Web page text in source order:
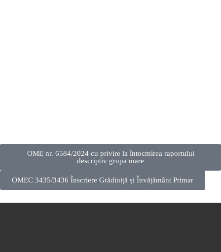
OME nr. 6584/2024 cu privire la întocmirea raportului
descriptiv grupa mare
OMEC 3435/3436 Înscriere Grădiniță și Învățământ Primar